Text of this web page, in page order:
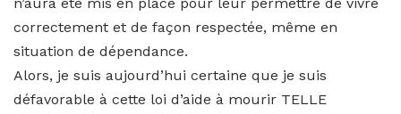
correctement et de façon respectée, même en
situation de dépendance.
Alors, je suis aujourd’hui certaine que je suis
défavorable à cette loi d’aide à mourir TELLE